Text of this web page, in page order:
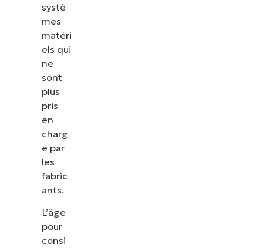
systè
mes
matéri
els qui
ne
sont
plus
pris
en
charg
e par
les
fabric
ants.
L’âge
pour
consi